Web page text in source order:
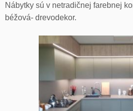
Nábytky sú v netradičnej farebnej
béžová- drevodekor.